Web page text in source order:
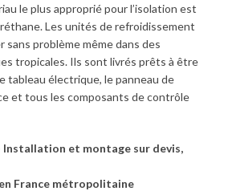
le plus approprié pour l’isolation est
Les unités de refroidissement
problème même dans des
tropicales. Ils sont livrés prêts à être
tableau électrique, le panneau de
et tous les composants de contrôle
Installation et montage sur devis,
France métropolitaine